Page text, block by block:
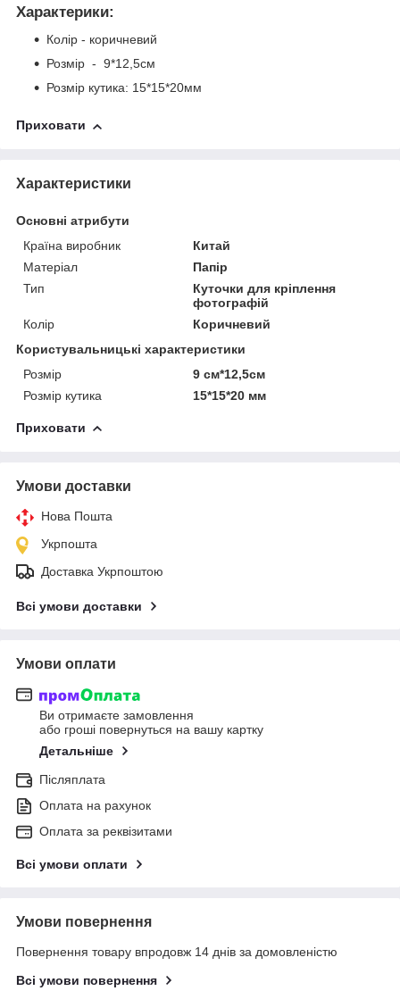
Характерики:
Колір - коричневий
Розмір - 9*12,5см
Розмір кутика: 15*15*20мм
Приховати
Характеристики
Основні атрибути
Країна виробник
Китай
Матеріал
Папір
Тип
Куточки для кріплення
фотографій
Колір
Коричневий
Користувальницькі характеристики
Розмір
9 см*12,5см
Розмір кутика
15*15*20 мм
Приховати
Умови доставки
Нова Пошта
Укрпошта
Доставка Укрпоштою
Всі умови доставки
Умови оплати
Ви отримаєте замовлення
або гроші повернуться на вашу картку
Детальніше
Післяплата
Оплата на рахунок
Оплата за реквізитами
Всі умови оплати
Умови повернення
Повернення товару впродовж 14 днів за домовленістю
Всі умови повернення